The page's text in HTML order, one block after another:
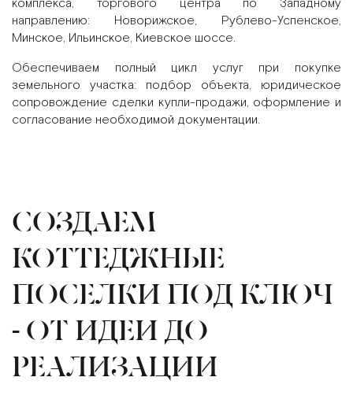
направлению: Новорижское, Рублево-Успенское,
Минское, Ильинское, Киевское шоссе.
Обеспечиваем полный цикл услуг при покупке
земельного участка: подбор объекта, юридическое
сопровождение сделки купли-продажи, оформление и
согласование необходимой документации.
СОЗДАЕМ
КОТТЕДЖНЫЕ
ПОСЕЛКИ ПОД КЛЮЧ
- ОТ ИДЕИ ДО
РЕАЛИЗАЦИИ